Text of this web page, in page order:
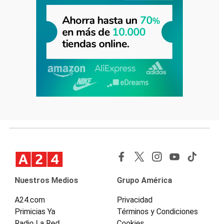
Nuestros Medios
A24.com
Primicias Ya
Grupo América
Privacidad
Términos y Condiciones